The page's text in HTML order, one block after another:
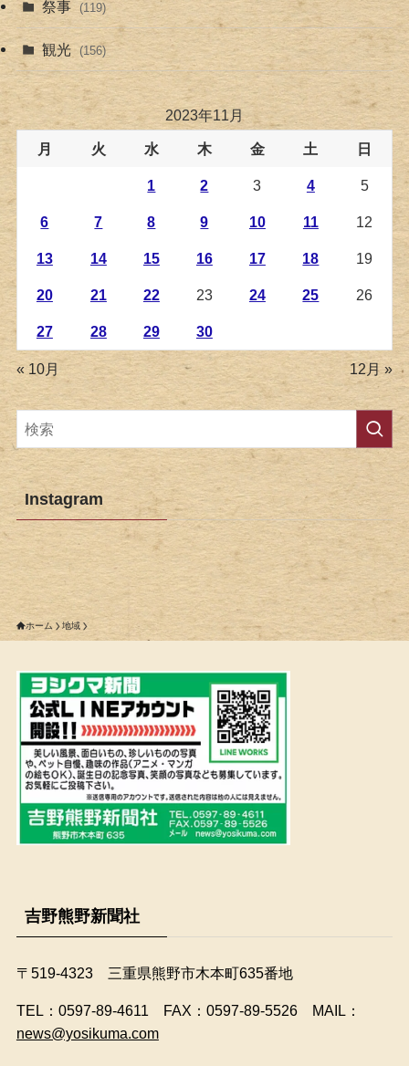
祭事 (119)
観光 (156)
2023年11月
月 火 水 木 金 土 日
1 2 3 4 5
6 7 8 9 10 11 12
13 14 15 16 17 18 19
20 21 22 23 24 25 26
27 28 29 30
« 10月 12月 »
Instagram
ホーム 地域
吉野熊野新聞社
〒519-4323 三重県熊野市木本町635番地
​TEL：0597-89-4611 FAX：0597-89-5526 MAIL：
news@yosikuma.com